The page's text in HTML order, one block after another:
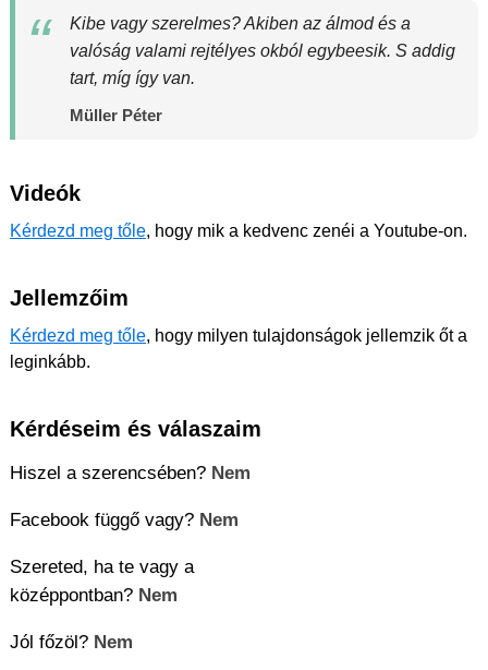
Kibe vagy szerelmes? Akiben az álmod és a
valóság valami rejtélyes okból egybeesik. S addig
tart, míg így van.
Müller Péter
Videók
Kérdezd meg tőle, hogy mik a kedvenc zenéi a Youtube-on.
Jellemzőim
Kérdezd meg tőle, hogy milyen tulajdonságok jellemzik őt a
leginkább.
Kérdéseim és válaszaim
Hiszel a szerencsében? Nem
Facebook függő vagy? Nem
Szereted, ha te vagy a
középpontban? Nem
Jól főzöl? Nem